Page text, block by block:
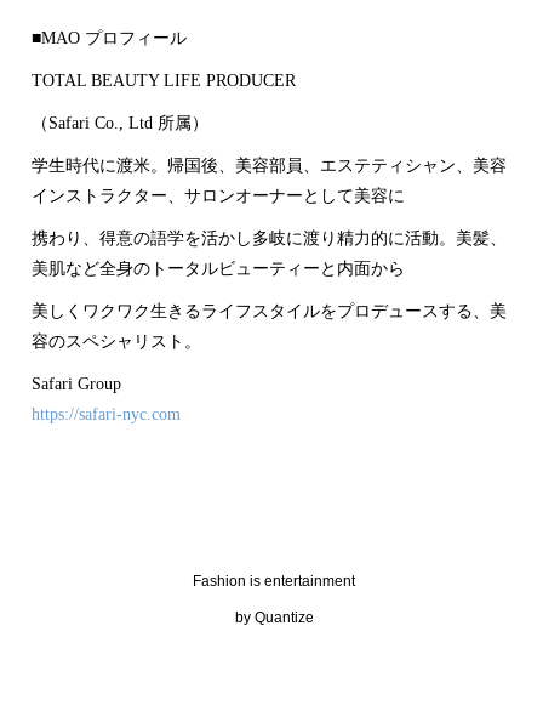
■MAO プロフィール
TOTAL BEAUTY LIFE PRODUCER
（Safari Co., Ltd 所属）
学生時代に渡米。帰国後、美容部員、エステティシャン、美容
インストラクター、サロンオーナーとして美容に
携わり、得意の語学を活かし多岐に渡り精力的に活動。美髪、
美肌など全身のトータルビューティーと内面から
美しくワクワク生きるライフスタイルをプロデュースする、美
容のスペシャリスト。
Safari Group
https://safari-nyc.com
Fashion is entertainment
by Quantize